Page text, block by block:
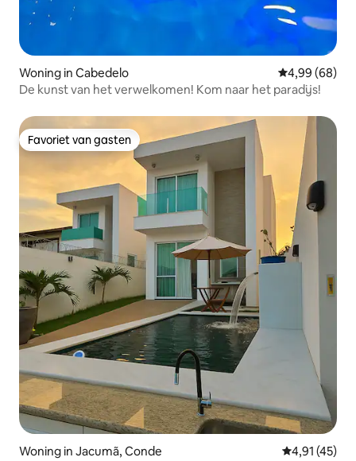
Woning in Cabedelo Gemiddelde
4,99 (68)
De kunst van het verwelkomen! Kom naar het paradijs!
Favoriet van gasten
Favoriet van gasten
Woning in Jacumã, Conde Gemiddelde
4,91 (45)